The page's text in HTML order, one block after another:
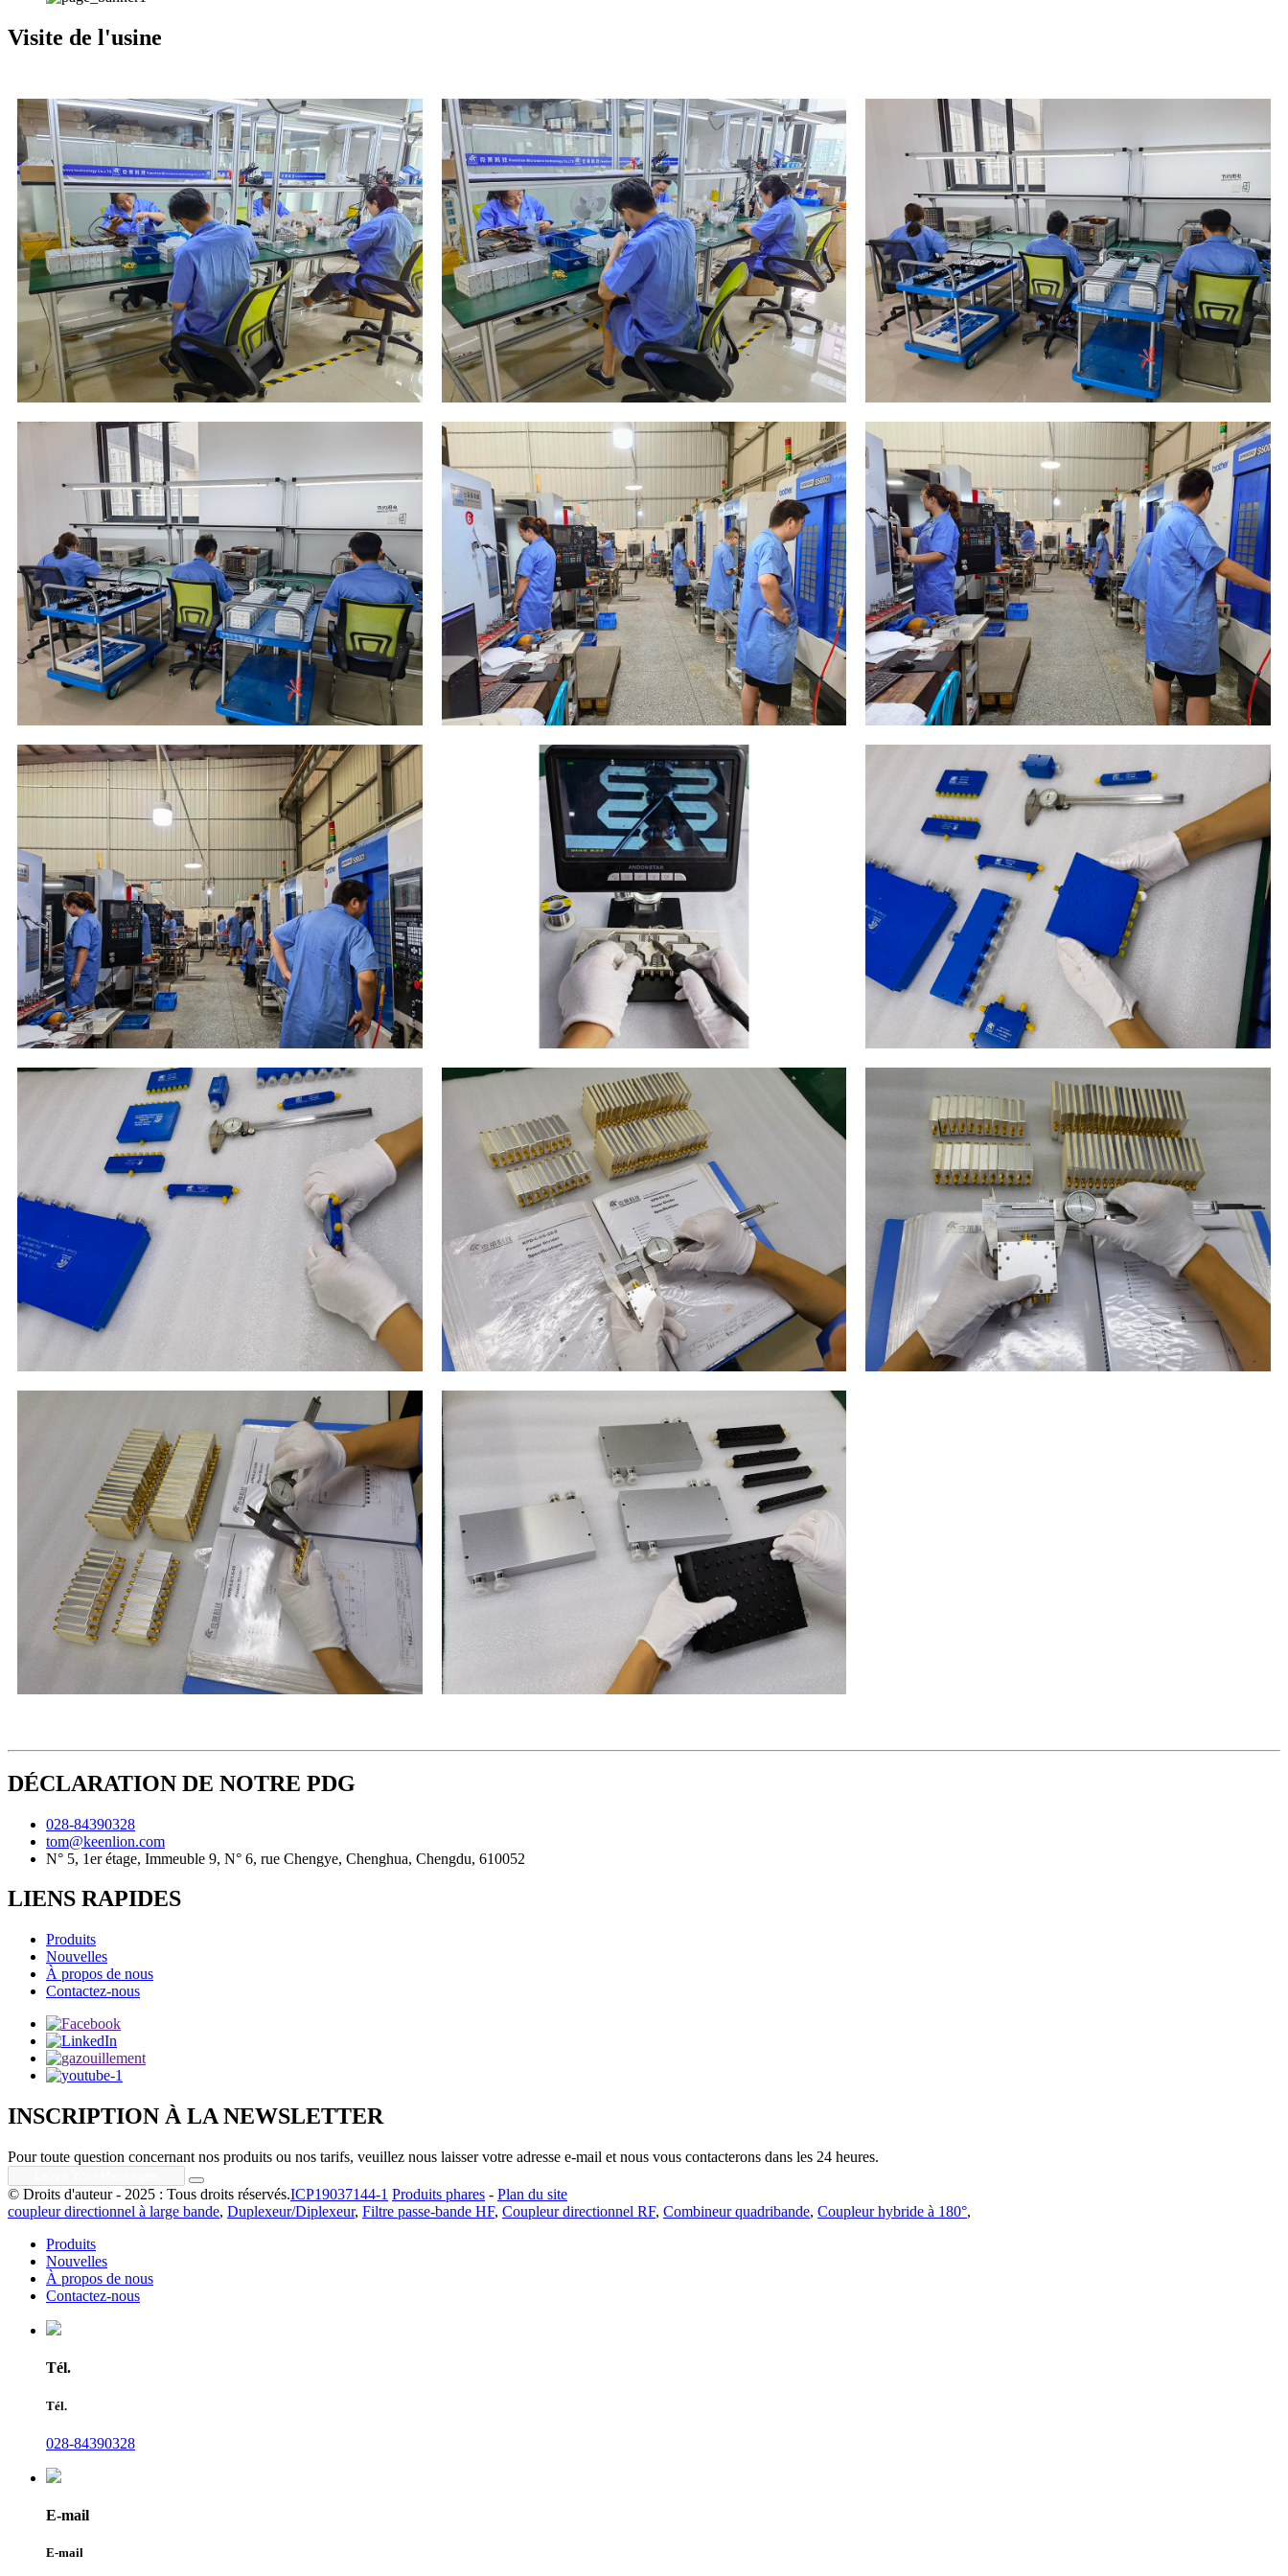
Visite de l'usine
DÉCLARATION DE NOTRE PDG
028-84390328
tom@keenlion.com
N° 5, 1er étage, Immeuble 9, N° 6, rue Chengye, Chenghua, Chengdu, 610052
LIENS RAPIDES
Produits
Nouvelles
À propos de nous
Contactez-nous
INSCRIPTION À LA NEWSLETTER
Pour toute question concernant nos produits ou nos tarifs, veuillez nous laisser votre adresse e-mail et nous vous contacterons dans les 24 heures.
© Droits d'auteur - 2025 : Tous droits réservés.ICP19037144-1 Produits phares - Plan du site
coupleur directionnel à large bande, Duplexeur/Diplexeur, Filtre passe-bande HF, Coupleur directionnel RF, Combineur quadribande, Coupleur hybride à 180°,
Produits
Nouvelles
À propos de nous
Contactez-nous
Tél.
Tél.
028-84390328
E-mail
E-mail